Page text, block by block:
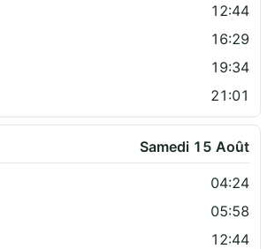
12:44
16:29
19:34
21:01
Samedi 15 Août
04:24
05:58
12:44